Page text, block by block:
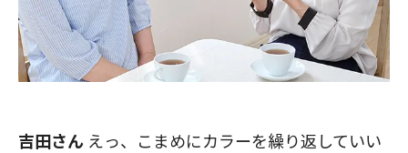
吉田さん えっ、こまめにカラーを繰り返していい